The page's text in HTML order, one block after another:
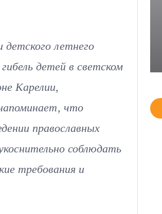
детского летнего
детей в светском
Карелии,
что
православных
соблюдать
требования и